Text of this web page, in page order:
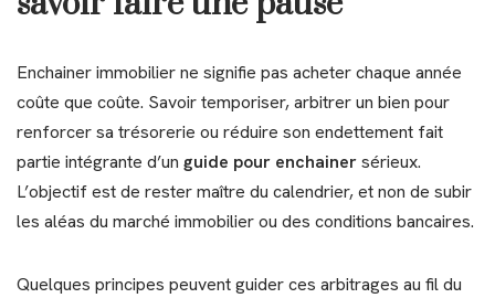
Enchainer immobilier ne signifie pas acheter chaque année
coûte que coûte. Savoir temporiser, arbitrer un bien pour
renforcer sa trésorerie ou réduire son endettement fait
partie intégrante d’un guide pour enchainersérieux.
L’objectif est de rester maître du calendrier, et non de subir
les aléas du marché immobilier ou des conditions bancaires.
Quelques principes peuvent guider ces arbitrages au fil du